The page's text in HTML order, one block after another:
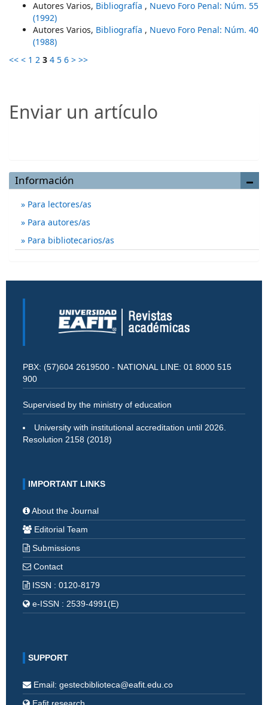
Autores Varios, Bibliografía , Nuevo Foro Penal: Núm. 55
(1992)
Autores Varios, Bibliografía , Nuevo Foro Penal: Núm. 40
(1988)
<< < 1 2 3 4 5 6 > >>
Enviar un artículo
Información
Para lectores/as
Para autores/as
Para bibliotecarios/as
PBX: (57)604 2619500 - NATIONAL LINE: 01 8000 515
900
Supervised by the ministry of education
University with institutional accreditation until 2026.
Resolution 2158 (2018)
IMPORTANT LINKS
About the Journal
Editorial Team
Submissions
Contact
ISSN : 0120-8179
e-ISSN : 2539-4991(E)
SUPPORT
Email: gestecbiblioteca@eafit.edu.co